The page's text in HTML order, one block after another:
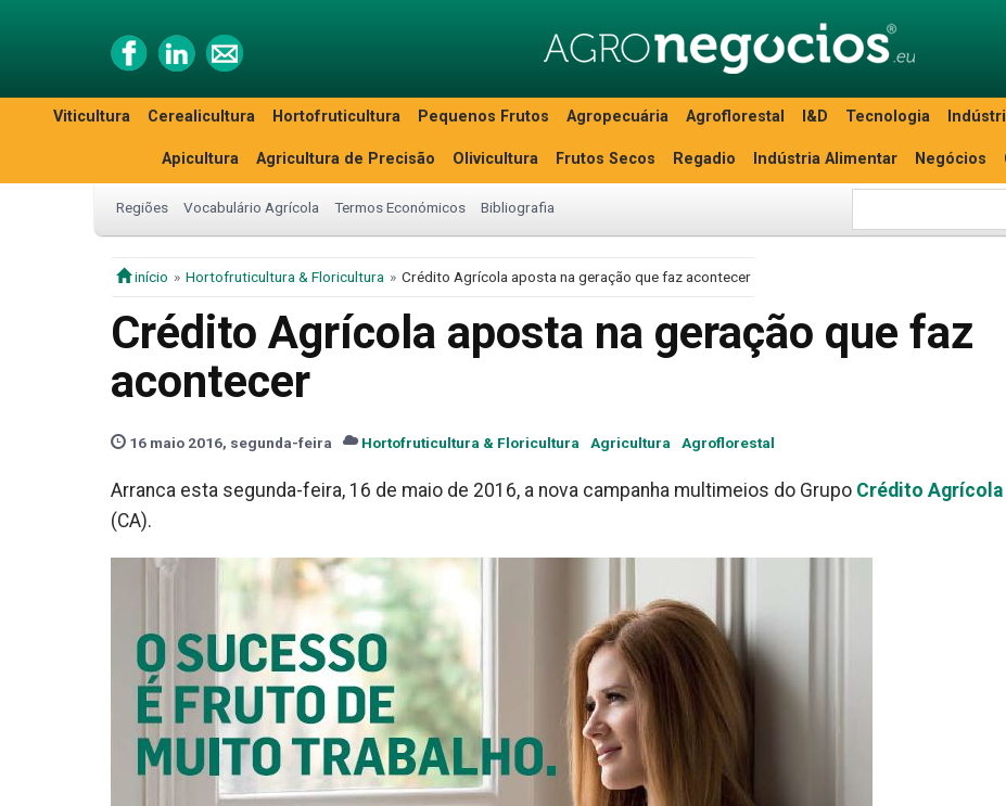
Viticultura Cerealicultura Hortofruticultura Pequenos Frutos Agropecuária Agroflorestal I&D Tecnologia
Apicultura Agricultura de Precisão Olivicultura Frutos Secos Regadio Indústria Alimentar Negócios
Regiões Vocabulário Agrícola Termos Económicos Bibliografia
início Hortofruticultura & Floricultura Crédito Agrícola aposta na geração que faz acontecer
Crédito Agrícola aposta na geração que faz
acontecer
16 maio 2016, segunda-feira Hortofruticultura & Floricultura Agricultura Agroflorestal
Arranca esta segunda-feira, 16 de maio de 2016, a nova campanha multimeios do Grupo Crédito Agrícola
(CA).